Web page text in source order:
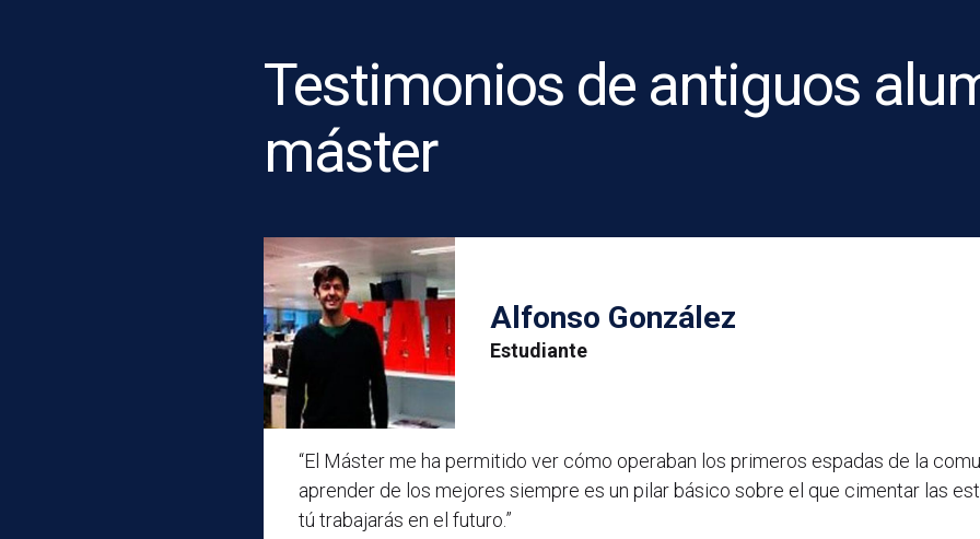
Testimonios de antiguos
máster
Alfonso González
Estudiante
“El Máster me ha permitido ver cómo operaban los primeros espadas de la
aprender de los mejores siempre es un pilar básico sobre el que cimentar las
tú trabajarás en el futuro.”